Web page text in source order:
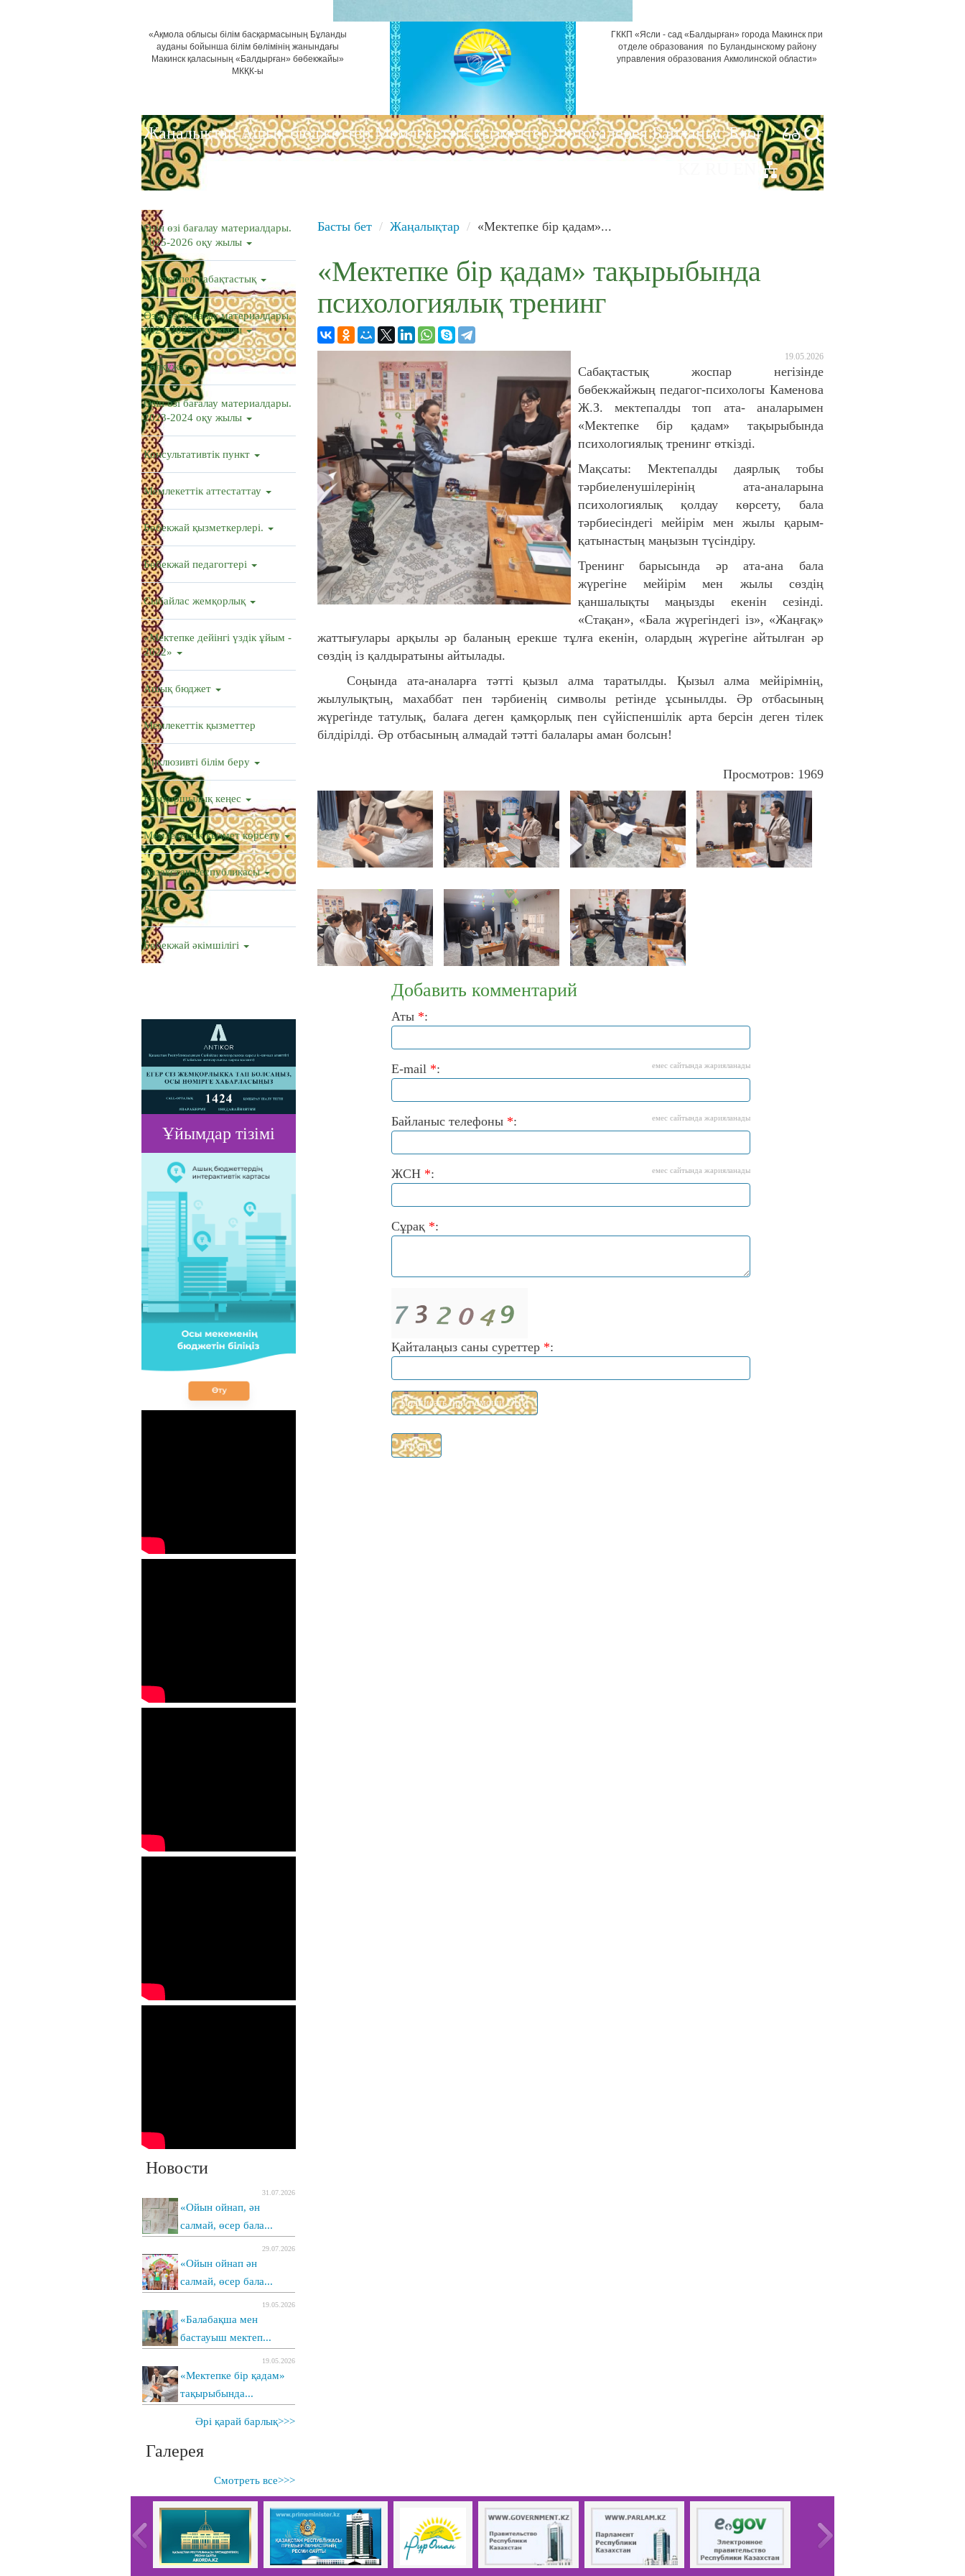
«Ақмола облысы білім басқармасының Бұланды
ауданы бойынша білім бөлімінің жанындағы
Макинск қаласының «Балдырған» бөбекжайы»
МКҚК-ы
ГККП «Ясли - сад «Балдырған» города Макинск при
отделе образования по Буландынскому району
управления образования Акмолинской области»
Жаңалықтар Ашық бюджеттер Мемлекеттік қызметтер Фотогалерея Байланыс Блог
Өзін өзі бағалау материалдары.
2025-2026 оқу жылы
Мектеппен сабақтастық
Өзін өзі бағалау материалдары.
2024-2025 оқу жылы
Төлқұжат
Өзін өзі бағалау материалдары.
2023-2024 оқу жылы
Консультативтік пункт
Мемлекеттік аттестаттау
Бөбекжай қызметкерлері.
Бөбекжай педагогтері
Сыбайлас жемқорлық
«Мектепке дейінгі үздік ұйым -
2022»
Ашық бюджет
Мемлекеттік қызметтер
Инклюзивті білім беру
Қамқоршылық кеңес
Мемлекеттік қызмет көрсету
Қазақстан Республикасы
Блог
Бөбекжай әкімшілігі
Ұйымдар тізімі
Новости
31.07.2026
«Ойын ойнап, ән
салмай, өсер бала...
29.07.2026
«Ойын ойнап ән
салмай, өсер бала...
19.05.2026
«Балабақша мен
бастауыш мектеп...
19.05.2026
«Мектепке бір қадам»
тақырыбында...
Әрі қарай барлық>>>
Галерея
Смотреть все>>>
Басты бет Жаңалықтар «Мектепке бір қадам»...
«Мектепке бір қадам» тақырыбында
психологиялық тренинг
19.05.2026
Сабақтастық жоспар негізінде
бөбекжайжың педагог-психологы Каменова
Ж.З. мектепалды топ ата- аналарымен
«Мектепке бір қадам» тақырыбында
психологиялық тренинг өткізді.
Мақсаты: Мектепалды даярлық тобы
тәрбиеленушілерінің ата-аналарына
психологиялық қолдау көрсету, бала
тәрбиесіндегі мейірім мен жылы қарым-
қатынастың маңызын түсіндіру.
Тренинг барысында әр ата-ана бала
жүрегіне мейірім мен жылы сөздің
қаншалықты маңызды екенін сезінді.
«Стақан», «Бала жүрегіндегі із», «Жаңғақ»
жаттығулары арқылы әр баланың ерекше тұлға екенін, олардың жүрегіне айтылған әр
сөздің із қалдыратыны айтылады.
Соңында ата-аналарға тәтті қызыл алма таратылды. Қызыл алма мейірімнің,
жылулықтың, махаббат пен тәрбиенің символы ретінде ұсынылды. Әр отбасының
жүрегінде татулық, балаға деген қамқорлық пен сүйіспеншілік арта берсін деген тілек
білдірілді. Әр отбасының алмадай тәтті балалары аман болсын!
Просмотров: 1969
Добавить комментарий
Аты *:
E-mail *: емес сайтында жарияланады
Байланыс телефоны *: емес сайтында жарияланады
ЖСН *: емес сайтында жарияланады
Сұрақ *:
Қайталаңыз саны суреттер *: